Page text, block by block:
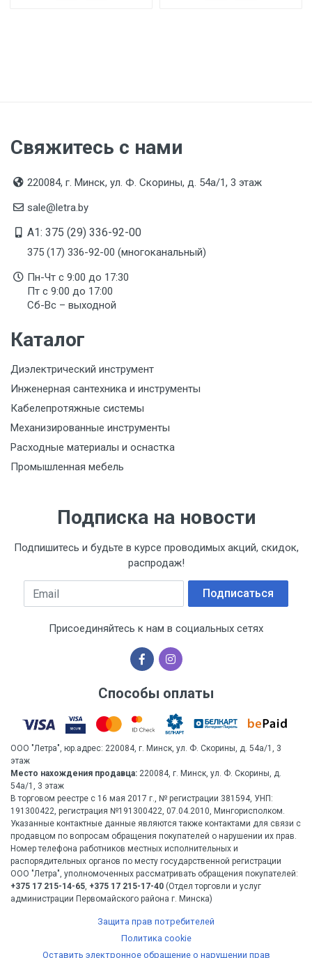
Свяжитесь с нами
220084, г. Минск, ул. Ф. Скорины, д. 54а/1, 3 этаж
sale@letra.by
A1: 375 (29) 336-92-00
375 (17) 336-92-00 (многоканальный)
Пн-Чт с 9:00 до 17:30
Пт с 9:00 до 17:00
Сб-Вс – выходной
Каталог
Диэлектрический инструмент
Инженерная сантехника и инструменты
Кабелепротяжные системы
Механизированные инструменты
Расходные материалы и оснастка
Промышленная мебель
Подписка на новости
Подпишитесь и будьте в курсе проводимых акций, скидок,
распродаж!
Email Подписаться
Присоединяйтесь к нам в социальных сетях
Способы оплаты
ООО "Летра", юр.адрес: 220084, г. Минск, ул. Ф. Скорины, д. 54а/1, 3
этаж
Место нахождения продавца: 220084, г. Минск, ул. Ф. Скорины, д.
54а/1, 3 этаж
В торговом реестре с 16 мая 2017 г., № регистрации 381594, УНП:
191300422, регистрация №191300422, 07.04.2010, Мингорисполком.
Указанные контактные данные являются также контактами для связи с
продавцом по вопросам обращения покупателей о нарушении их прав.
Номер телефона работников местных исполнительных и
распорядительных органов по месту государственной регистрации
ООО "Летра", уполномоченных рассматривать обращения покупателей:
+375 17 215-14-65, +375 17 215-17-40 (Отдел торговли и услуг
администрации Первомайского района г. Минска)
Защита прав потребителей
Политика cookie
Оставить электронное обращение о нарушении прав